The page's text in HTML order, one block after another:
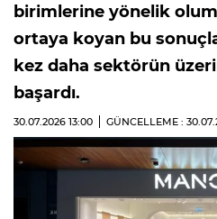
birimlerine yönelik
ortaya koyan bu
kez daha sektörün
başardı.
30.07.2026 13:00 GÜNCELLEME :